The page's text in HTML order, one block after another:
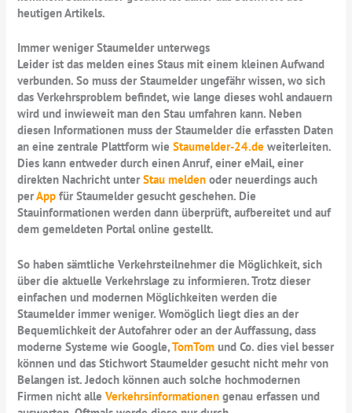
heutigen Artikels.
Immer weniger Staumelder unterwegs
Leider ist das melden eines Staus mit einem kleinen Aufwand
verbunden. So muss der Staumelder ungefähr wissen, wo sich
das Verkehrsproblem befindet, wie lange dieses wohl andauern
wird und inwieweit man den Stau umfahren kann. Neben
diesen Informationen muss der Staumelder die erfassten Daten
an eine zentrale Plattform wieStaumelder-24.de weiterleiten.
Dies kann entweder durch einen Anruf, einer eMail, einer
direkten Nachricht unterStau melden oder neuerdings auch
perApp für Staumelder gesucht geschehen. Die
Stauinformationen werden dann überprüft, aufbereitet und auf
dem gemeldeten Portal online gestellt.
So haben sämtliche Verkehrsteilnehmer die Möglichkeit, sich
über die aktuelle Verkehrslage zu informieren. Trotz dieser
einfachen und modernen Möglichkeiten werden die
Staumelder immer weniger. Womöglich liegt dies an der
Bequemlichkeit der Autofahrer oder an der Auffassung, dass
moderne Systeme wie Google,TomTom und Co. dies viel besser
können und das Stichwort Staumelder gesucht nicht mehr von
Belangen ist. Jedoch können auch solche hochmodernen
Firmen nicht alleVerkehrsinformationen genau erfassen und